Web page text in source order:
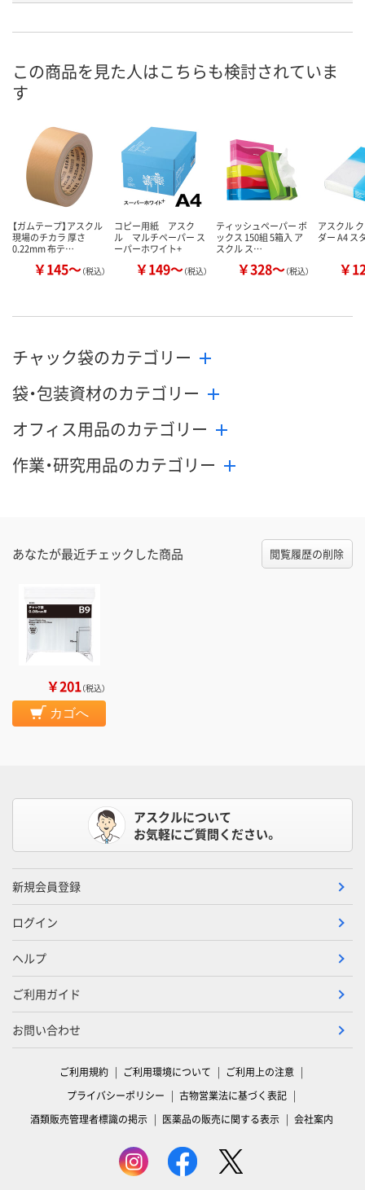
8月10日（月）
カゴへ カゴへ
この商品を見た人はこちらも検討されていま
す
【ガムテープ】アスクル
現場のチカラ 厚さ
0.22mm 布テ…
￥145～（税込）
コピー用紙 アスク
ル マルチペーパー ス
ーパーホワイト+
￥149～（税込）
ティッシュペーパー ボ
ックス 150組 5箱入 ア
スクル ス…
￥328～（税込）
アスクル
ダー A4 ス
￥
チャック袋のカテゴリー
袋・包装資材のカテゴリー
オフィス用品のカテゴリー
作業・研究用品のカテゴリー
あなたが最近チェックした商品 閲覧履歴の削除
￥201（税込）
カゴへ
アスクルについて
お気軽にご質問ください。
新規会員登録
ログイン
ヘルプ
ご利用ガイド
お問い合わせ
ご利用規約 ご利用環境について
ご利用上の注意
プライバシーポリシー
古物営業法に基づく表記
酒類販売管理者標識の掲示
医薬品の販売に関する表示 会社案内